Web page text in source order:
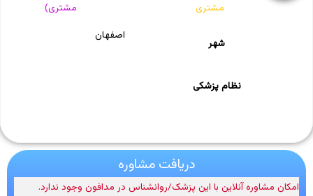
مشتری
مشتری)
شهر
اصفهان
نظام پزشکی
دریافت مشاوره
امکان مشاوره آنلاین با این پزشک/روانشناس در مدافون وجود ندارد.